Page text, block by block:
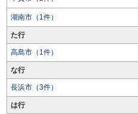
湖南市（1件）
た行
高島市（1件）
な行
長浜市（3件）
は行